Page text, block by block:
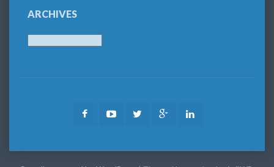
ARCHIVES
FacebookYoutubeTwitter Google